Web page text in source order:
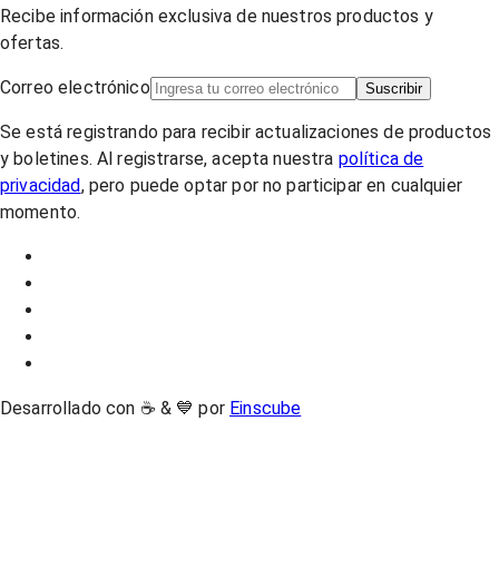
Recibe información exclusiva de nuestros productos y
ofertas.
Correo electrónico Suscribir
Se está registrando para recibir actualizaciones de productos
y boletines. Al registrarse, acepta nuestra política de
privacidad, pero puede optar por no participar en cualquier
momento.
Desarrollado con ☕ & 💙 por Einscube